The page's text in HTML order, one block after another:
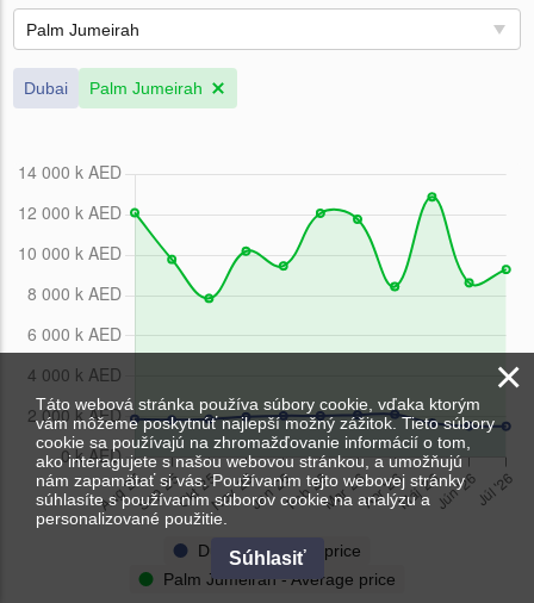
Palm Jumeirah
Dubai Palm Jumeirah
Dubai - Average price
Palm Jumeirah - Average price
×
Táto webová stránka používa súbory cookie, vďaka ktorým
vám môžeme poskytnúť najlepší možný zážitok. Tieto súbory
cookie sa používajú na zhromažďovanie informácií o tom,
ako interagujete s našou webovou stránkou, a umožňujú
nám zapamätať si vás. Používaním tejto webovej stránky
súhlasíte s používaním súborov cookie na analýzu a
personalizované použitie.
Súhlasiť